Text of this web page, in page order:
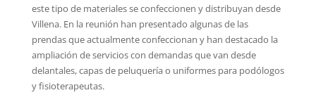
este tipo de materiales se confeccionen y distribuyan desde
Villena. En la reunión han presentado algunas de las
prendas que actualmente confeccionan y han destacado la
ampliación de servicios con demandas que van desde
delantales, capas de peluquería o uniformes para podólogos
y fisioterapeutas.